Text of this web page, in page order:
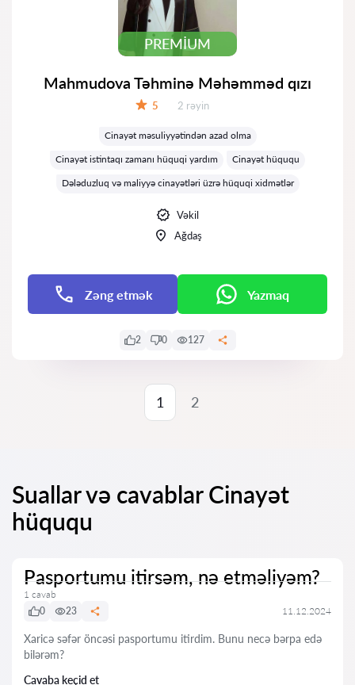
PREMIUM
Mahmudova Təhminə Məhəmməd qızı
5 Rəylər:
2 rəyin
Cinayət məsuliyyətindən azad olma
Cinayət istintaqı zamanı hüquqi yardım
Cinayət hüququ
Dələduzluq və maliyyə cinayətləri üzrə hüquqi xidmətlər
Vəkil
Ağdaş
Zəng etmək Yazmaq
2 0 127
1 2
Suallar və cavablar Cinayət
hüququ
Pasportumu itirsəm, nə etməliyəm?
1 cavab
0
23 11.12.2024
Xaricə səfər öncəsi pasportumu itirdim. Bunu necə bərpa edə
bilərəm?
Cavaba keçid et